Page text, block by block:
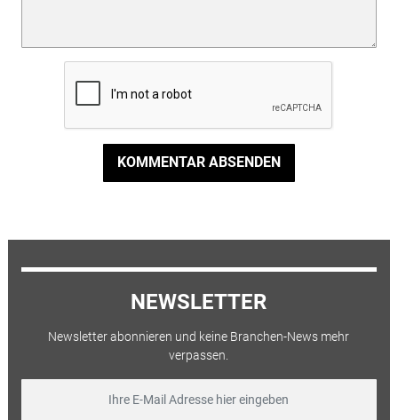
KOMMENTAR ABSENDEN
NEWSLETTER
Newsletter abonnieren und keine Branchen-News mehr
verpassen.